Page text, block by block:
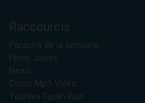
Raccourcis
Paracha de la semaine
Fêtes Juives
News
Cours Mp3-Vidéo
Yéchiva Torah-Box